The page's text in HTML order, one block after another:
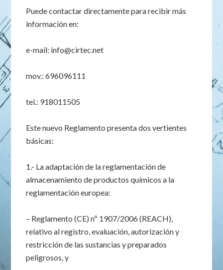
Puede contactar directamente para recibir más
información en:
e-mail: info@cirtec.net
mov.: 696096111
tel.: 918011505
Este nuevo Reglamento presenta dos vertientes
básicas:
1.- La adaptación de la reglamentación de
almacenamiento de productos químicos a la
reglamentación europea:
– Reglamento (CE) nº 1907/2006 (REACH),
relativo al registro, evaluación, autorización y
restricción de las sustancias y preparados
peligrosos, y